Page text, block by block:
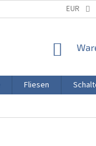
PORZELLANHERSTELLUNG
EUR
Fliesen